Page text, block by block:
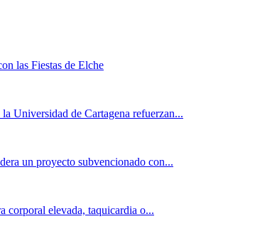
las Fiestas de Elche
Universidad de Cartagena refuerzan...
un proyecto subvencionado con...
corporal elevada, taquicardia o...